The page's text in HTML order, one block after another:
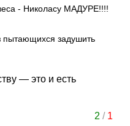
- Николасу МАДУРЕ!!!!
пытающихся задушить
— это и есть
2 / 1